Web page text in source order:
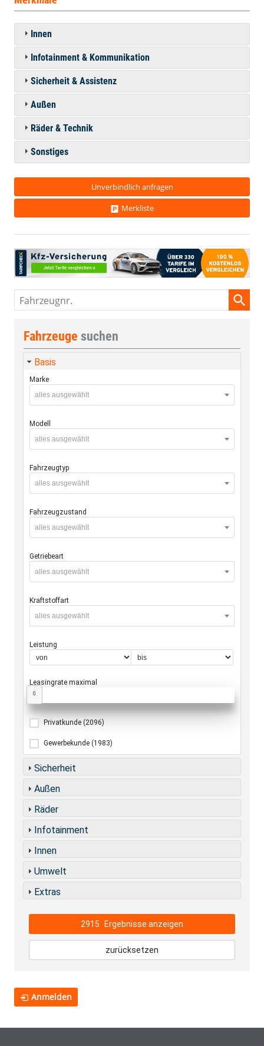
Innen
Infotainment & Kommunikation
Sicherheit & Assistenz
Außen
Räder & Technik
Sonstiges
Unverbindlich anfragen
Merkliste
Fahrzeugnr.
Fahrzeuge suchen
Basis
Marke
alles ausgewählt
Modell
alles ausgewählt
Fahrzeugtyp
alles ausgewählt
Fahrzeugzustand
alles ausgewählt
Getriebeart
alles ausgewählt
Kraftstoffart
alles ausgewählt
Leistung
Leasingrate maximal
0
Privatkunde (2096)
Gewerbekunde (1983)
Sicherheit
Außen
Räder
Infotainment
Innen
Umwelt
Extras
2915 Ergebnisse anzeigen
zurücksetzen
Anmelden